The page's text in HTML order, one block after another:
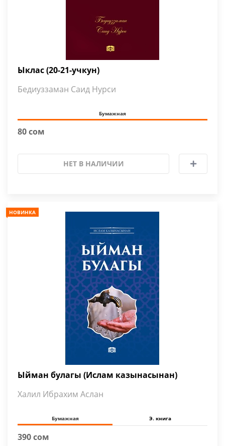
Ыклас (20-21-учкун)
Бедиуззаман Саид Нурси
Бумажная
80 сом
НЕТ В НАЛИЧИИ
НОВИНКА
Ыйман булагы (Ислам казынасынан)
Халил Ибрахим Аслан
Бумажная Э. книга
390 сом